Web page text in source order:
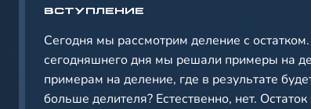
ВСТУПЛЕНИЕ
Сегодня мы рассмотрим деление с
сегодняшнего дня мы решали примеры на
примерам на деление, где в результате
больше делителя? Естественно, нет.